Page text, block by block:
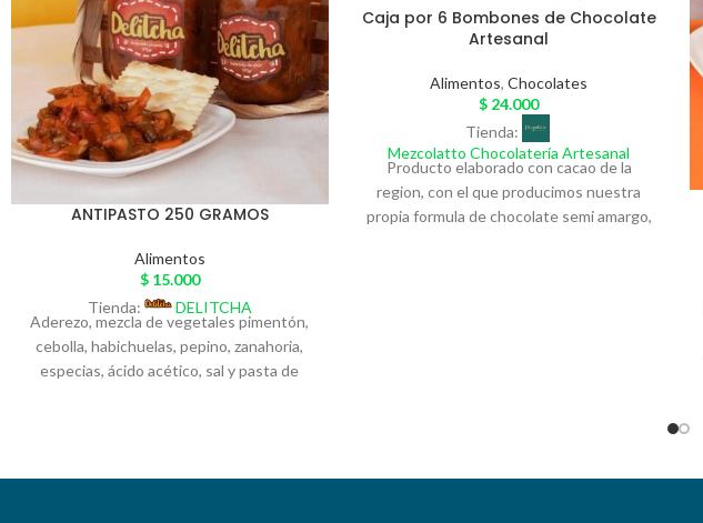
ANTIPASTO 250 GRAMOS
Alimentos
$15.000
Tienda:
DELITCHA
Aderezo, mezcla de vegetales pimentón,
cebolla, habichuelas, pepino, zanahoria,
especias, ácido acético, sal y pasta de
Caja por 6 Bombones de Chocolate
Artesanal
Alimentos,Chocolates
$ 24.000
Tienda:
Mezcolatto Chocolatería Artesanal
Producto elaborado con cacao de la
region, con el que producimos nuestra
propia formula de chocolate semi amargo,